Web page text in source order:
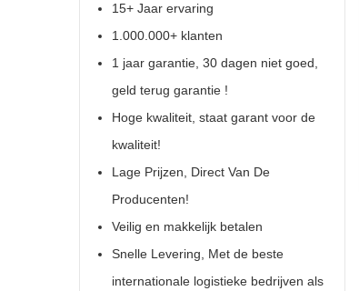
15+ Jaar ervaring
1.000.000+ klanten
1 jaar garantie, 30 dagen niet goed,
geld terug garantie !
Hoge kwaliteit, staat garant voor de
kwaliteit!
Lage Prijzen, Direct Van De
Producenten!
Veilig en makkelijk betalen
Snelle Levering, Met de beste
internationale logistieke bedrijven als